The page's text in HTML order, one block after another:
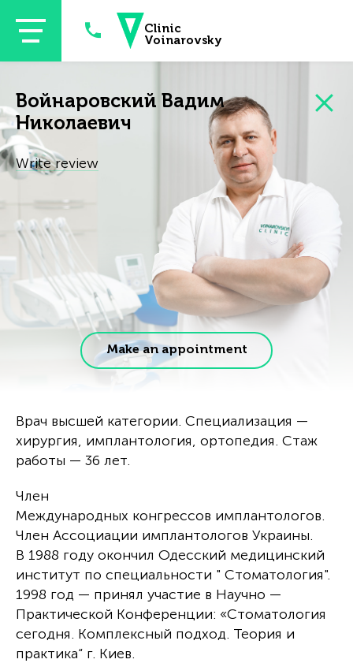
Clinic
Voinarovsky
Войнаровский Вадим
Николаевич
Make an appointment
Write review
Врач высшей категории. Специализация —
хирургия, имплантология, ортопедия. Стаж
работы — 36 лет.
Член
Международных конгрессов имплантологов.
Член Ассоциации имплантологов Украины.
В 1988 году окончил Одесский медицинский
институт по специальности " Стоматология".
1998 год — принял участие в Научно —
Практической Конференции: «Стоматология
сегодня. Комплексный подход. Теория и
практика“ г. Киев.